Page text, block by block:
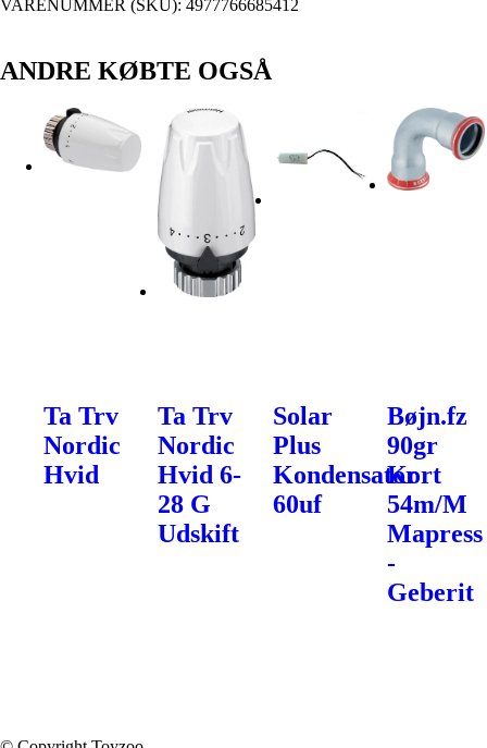
VARENUMMER (SKU): 4977766685412
ANDRE KØBTE OGSÅ
Ta Trv
Nordic
Hvid
Ta Trv
Nordic
Hvid 6-
28 G
Udskift
Solar
Plus
Kondensator
60uf
Bøjn.fz
90gr
Kort
54m/M
Mapress
-
Geberit